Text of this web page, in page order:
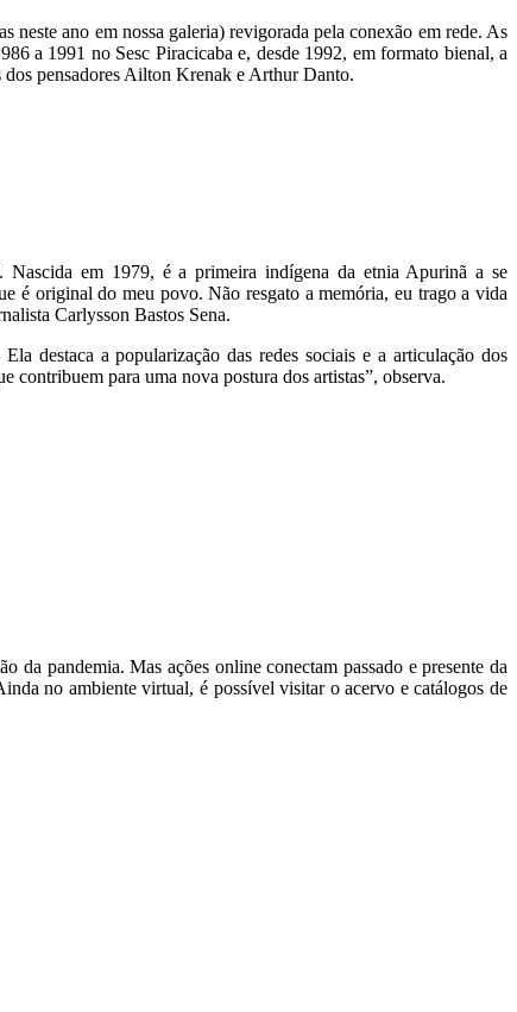
neste ano em nossa galeria) revigorada pela conexão em rede. As
a 1991 no Sesc Piracicaba e, desde 1992, em formato bienal, a
dos pensadores Ailton Krenak e Arthur Danto.
Nascida em 1979, é a primeira indígena da etnia Apurinã a se
é original do meu povo. Não resgato a memória, eu trago a vida
Carlysson Bastos Sena.
destaca a popularização das redes sociais e a articulação dos
contribuem para uma nova postura dos artistas”, observa.
da pandemia. Mas ações online conectam passado e presente da
no ambiente virtual, é possível visitar o acervo e catálogos de